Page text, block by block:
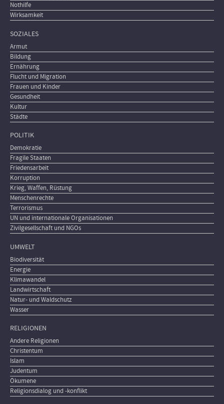
Nothilfe
Wirksamkeit
SOZIALES
Armut
Bildung
Ernährung
Flucht und Migration
Frauen und Kinder
Gesundheit
Kultur
Städte
POLITIK
Demokratie
Fragile Staaten
Friedensarbeit
Korruption
Krieg, Waffen, Rüstung
Menschenrechte
Terrorismus
UN und internationale Organisationen
Zivilgesellschaft und NGOs
UMWELT
Biodiversität
Energie
Klimawandel
Landwirtschaft
Natur- und Waldschutz
Wasser
RELIGIONEN
Andere Religionen
Christentum
Islam
Judentum
Ökumene
Religionsdialog und -konflikt